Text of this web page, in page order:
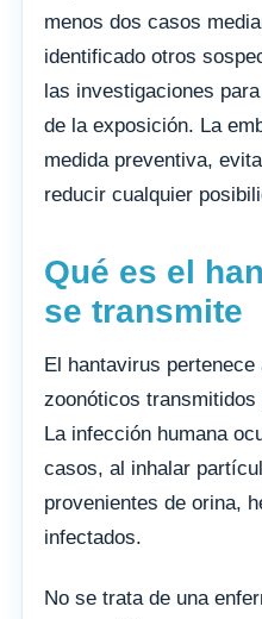
menos dos casos
identificado otros
las investigaciones
de la exposición. La
medida preventiva,
reducir cualquier
Qué es el
se transmite
El hantavirus
zoonóticos
La infección humana
casos, al inhalar
provenientes de orina,
infectados.
No se trata de una